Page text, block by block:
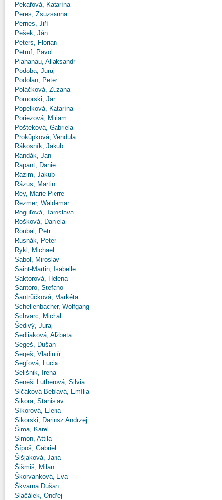
Pekařová, Katarína
Peres, Zsuzsanna
Pernes, Jiří
Pešek, Ján
Peters, Florian
Petruf, Pavol
Piahanau, Aliaksandr
Podoba, Juraj
Podolan, Peter
Poláčková, Zuzana
Pomorski, Jan
Popelková, Katarína
Poriezová, Miriam
Pošteková, Gabriela
Prokůpková, Vendula
Rákosník, Jakub
Randák, Jan
Rapant, Daniel
Razim, Jakub
Rázus, Martin
Rey, Marie-Pierre
Rezmer, Waldemar
Roguľová, Jaroslava
Rošková, Daniela
Roubal, Petr
Rusnák, Peter
Rykl, Michael
Sabol, Miroslav
Saint-Martin, Isabelle
Saktorová, Helena
Santoro, Stefano
Šantrůčková, Markéta
Schellenbacher, Wolfgang
Schvarc, Michal
Šedivý, Juraj
Sedliaková, Alžbeta
Segeš, Dušan
Segeš, Vladimír
Segľová, Lucia
Selišnik, Irena
Seneši Lutherová, Silvia
Sičáková-Beblavá, Emília
Sikora, Stanislav
Síkorová, Elena
Sikorski, Dariusz Andrzej
Šima, Karel
Simon, Attila
Šípoš, Gabriel
Šišjaková, Jana
Šišmiš, Milan
Škorvanková, Eva
Škvarna Dušan
Slačálek, Ondřej